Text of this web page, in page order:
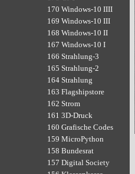
170 Windows-10 IIII
169 Windows-10 III
168 Windows-10 II
167 Windows-10 I
166 Strahlung-3
165 Strahlung-2
164 Strahlung
163 Flagshipstore
162 Strom
161 3D-Druck
160 Grafische Codes
159 MicroPython
158 Bundesrat
157 Digital Society